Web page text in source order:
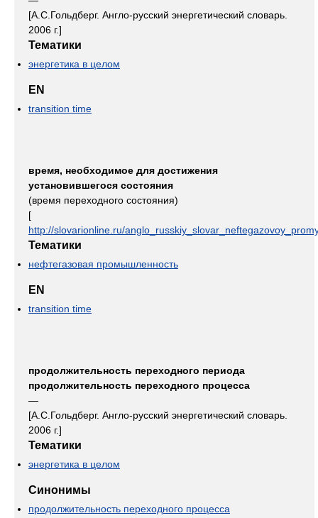
[А.С.Гольдберг. Англо-русский энергетический словарь.
2006 г.]
Тематики
энергетика в целом
EN
transition time
время, необходимое для достижения
установившегося состояния
(время переходного состояния)
[
http://slovarionline.ru/
Тематики
нефтегазовая промышленность
EN
transition time
продолжительность переходного периода
продолжительность переходного процесса
—
[А.С.Гольдберг. Англо-русский энергетический словарь.
2006 г.]
Тематики
энергетика в целом
Синонимы
продолжительность переходного процесса